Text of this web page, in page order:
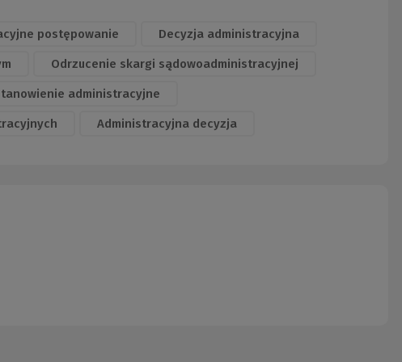
postępowanie Decyzja administracyjna
Odrzucenie skargi sądowoadministracyjnej
administracyjne
Administracyjna decyzja